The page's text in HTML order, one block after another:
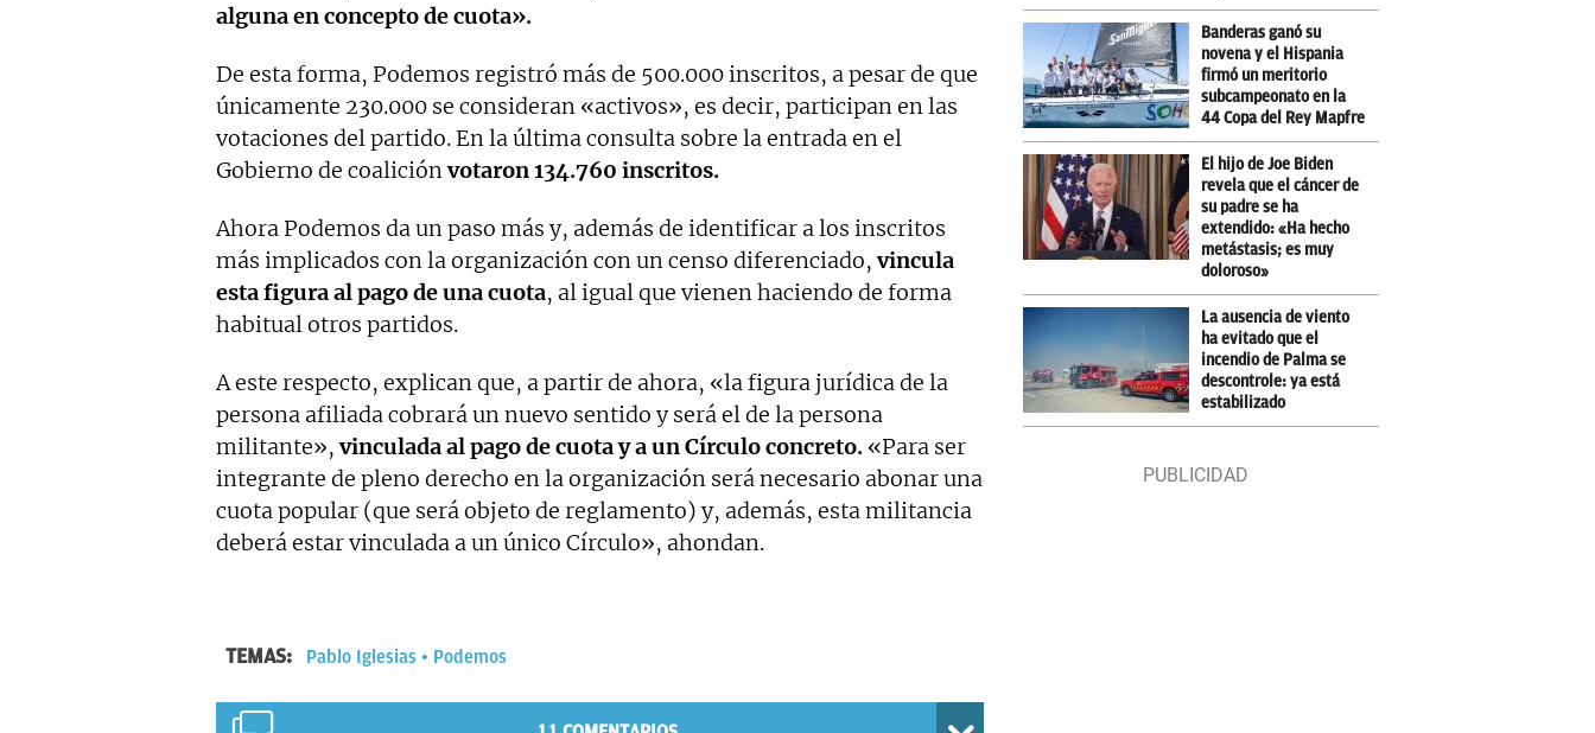
alguna en concepto de cuota».
De esta forma, Podemos registró más de 500.000 inscritos, a pesar de que
únicamente 230.000 se consideran «activos», es decir, participan en las
votaciones del partido. En la última consulta sobre la entrada en el
Gobierno de coaliciónvotaron 134.760 inscritos.
Ahora Podemos da un paso más y, además de identificar a los inscritos
más implicados con la organización con un censo diferenciado,vincula
esta figura al pago de una cuota, al igual que vienen haciendo de forma
habitual otros partidos.
A este respecto, explican que, a partir de ahora, «la figura jurídica de la
persona afiliada cobrará un nuevo sentido y será el de la persona
militante»,vinculada al pago de cuota y a un Círculo concreto. «Para ser
integrante de pleno derecho en la organización será necesario abonar una
cuota popular (que será objeto de reglamento) y, además, esta militancia
deberá estar vinculada a un único Círculo», ahondan.
TEMAS: Pablo Iglesias Podemos
Banderas ganó su
novena y el Hispania
firmó un meritorio
subcampeonato en la
44 Copa del Rey Mapfre
El hijo de Joe Biden
revela que el cáncer de
su padre se ha
extendido: «Ha hecho
metástasis; es muy
doloroso»
La ausencia de viento
ha evitado que el
incendio de Palma se
descontrole: ya está
estabilizado